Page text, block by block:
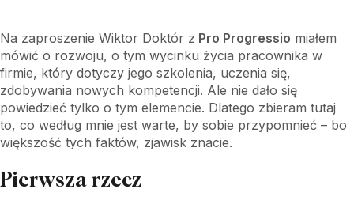
Na zaproszenie Wiktor Doktór z Pro Progressio miałem
mówić o rozwoju, o tym wycinku życia pracownika w
firmie, który dotyczy jego szkolenia, uczenia się,
zdobywania nowych kompetencji. Ale nie dało się
powiedzieć tylko o tym elemencie. Dlatego zbieram tutaj
to, co według mnie jest warte, by sobie przypomnieć – bo
większość tych faktów, zjawisk znacie.
Pierwsza rzecz